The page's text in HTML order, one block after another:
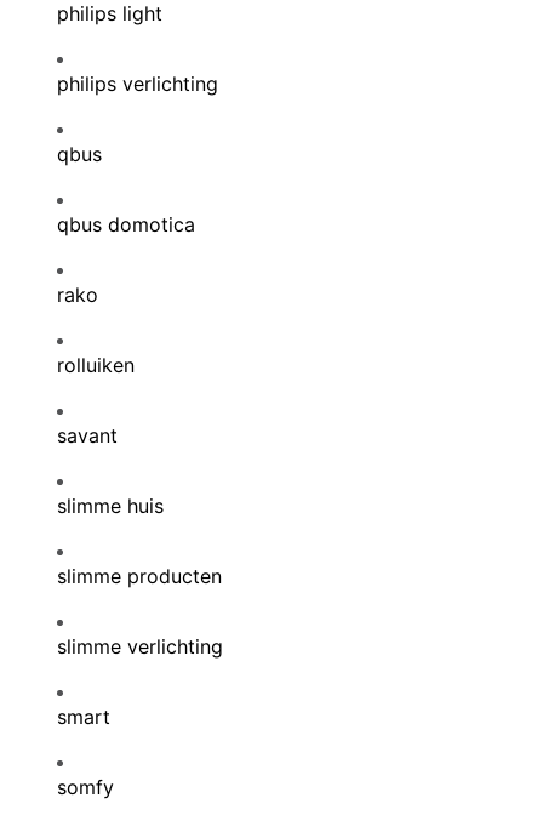
philips light
philips verlichting
qbus
qbus domotica
rako
rolluiken
savant
slimme huis
slimme producten
slimme verlichting
smart
somfy